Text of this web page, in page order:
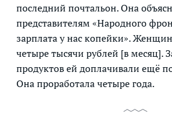
последний почтальон. Она
представителям «Народного
зарплата у нас копейки».
четыре тысячи рублей [в месяц].
продуктов ей доплачивали ещё
Она проработала четыре года.